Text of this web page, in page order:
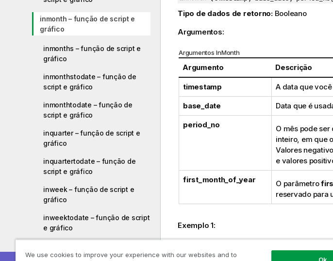
inmonth – função de script e
gráfico
inmonths – função de script e
gráfico
inmonthstodate – função de
script e gráfico
inmonthtodate – função de
script e gráfico
inquarter – função de script e
gráfico
inquartertodate – função de
script e gráfico
inweek – função de script e
gráfico
inweektodate – função de script
e gráfico
gráfico
Tipo de dados de retorno:Booleano
Argumentos:
Argumentos InMonth
Argumento Descrição
timestamp A data que
base_date Data que é
period_no O mês pode
inteiro, em que
Valores
e valores
first_month_of_year O parâmetro
reservado para
Exemplo 1:
We use cookies to improve your experience with our websites and to